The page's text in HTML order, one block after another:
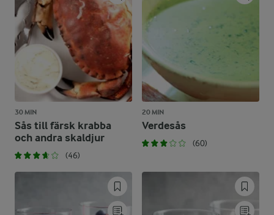
30 MIN
Sås till färsk krabba
och andra skaldjur
(46)
20 MIN
Verdesås
(60)